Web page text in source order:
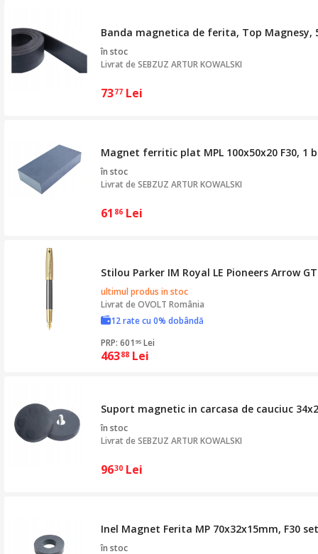
Banda magnetica de ferita, Top Magnesy,
în stoc
Livrat deSEBZUZ ARTUR KOWALSKI
7377 Lei
Magnet ferritic plat MPL 100x50x20 F30, 1
în stoc
Livrat deSEBZUZ ARTUR KOWALSKI
61 86 Lei
Stilou Parker IM Royal LE Pioneers Arrow GT
ultimul produs in stoc
Livrat deOVOLT România
12 rate cu 0% dobândă
PRP: 601 95 Lei
46388 Lei
Suport magnetic in carcasa de cauciuc
în stoc
Livrat deSEBZUZ ARTUR KOWALSKI
9630 Lei
Inel Magnet Ferita MP 70x32x15mm, F30
în stoc